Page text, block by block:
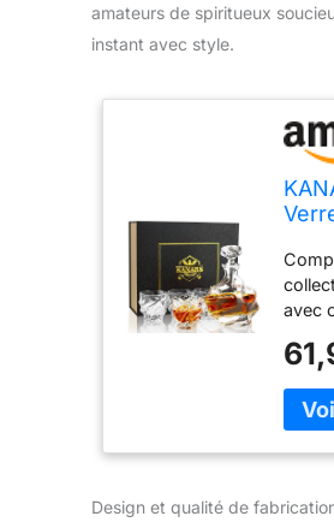
amateurs de spiritueux
instant avec style.
260
avec
une
750
une
Design et qualité de